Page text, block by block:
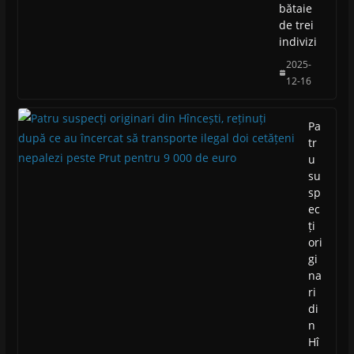
bătaie
de trei
indivizi
2025-
12-16
Pa
tr
u
su
sp
ec
ți
ori
gi
na
ri
di
n
Hî